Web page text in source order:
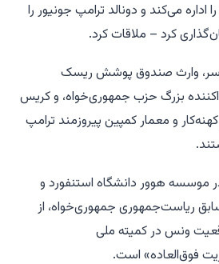
می‌کند و دونالد ترامپ جونیور را
کرد – ملاقات کرد.
وارث صندوق پوشش ریسک
بزرگ حزب جمهوری‌خواه، و کریس
و معمار کمپین پیروزمند ترامپ
هوور دانشگاه استنفورد و
ریاست‌جمهوری جمهوری‌خواه، از
ونس در کمیته ملی
فوق‌العاده» است.